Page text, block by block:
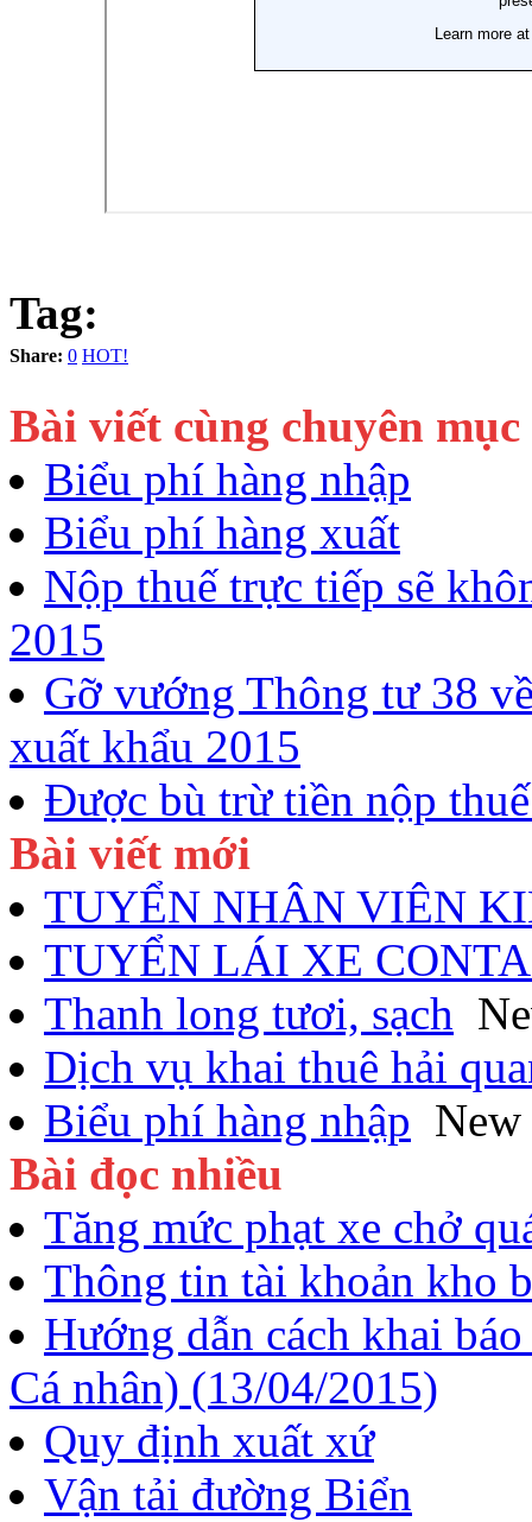
Tag:
Share: 0 HOT!
Bài viết cùng chuyên mục
Biểu phí hàng nhập
Biểu phí hàng xuất
Nộp thuế trực tiếp sẽ
2015
Gỡ vướng Thông tư 38
xuất khẩu 2015
Được bù trừ tiền nộp
Bài viết mới
TUYỂN NHÂN VIÊN
TUYỂN LÁI XE
Thanh long tươi, sạch
Dịch vụ khai thuê hải
Biểu phí hàng nhập New
Bài đọc nhiều
Tăng mức phạt xe chở
Thông tin tài khoản kho
Hướng dẫn cách khai
Cá nhân) (13/04/2015)
Quy định xuất xứ
Vận tải đường Biển